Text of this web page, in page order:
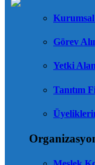
Görev
Yetki
Tanıtım